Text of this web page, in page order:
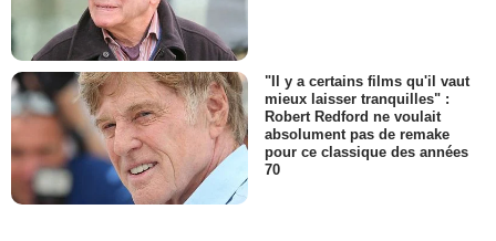
"Il y a certains films qu'il vaut
mieux laisser tranquilles" :
Robert Redford ne voulait
absolument pas de remake
pour ce classique des années
70